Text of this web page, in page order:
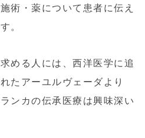
術・薬について患者に伝え
。
める人には、西洋医学に追
たアーユルヴェーダより
ンカの伝承医療は興味深い